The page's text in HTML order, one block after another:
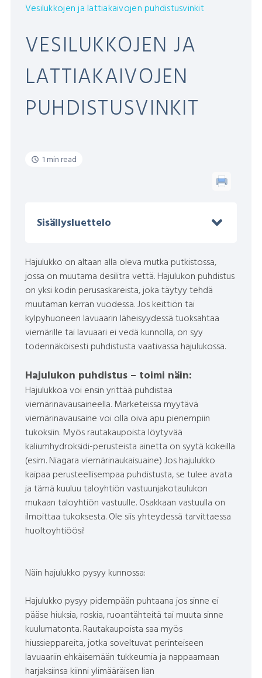
Vesilukkojen ja lattiakaivojen puhdistusvinkit
VESILUKKOJEN JA
LATTIAKAIVOJEN
PUHDISTUSVINKIT
1 min read
Sisällysluettelo
Hajulukko on altaan alla oleva mutka putkistossa,
jossa on muutama desilitra vettä. Hajulukon puhdistus
on yksi kodin perusaskareista, joka täytyy tehdä
muutaman kerran vuodessa. Jos keittiön tai
kylpyhuoneen lavuaarin läheisyydessä tuoksahtaa
viemärille tai lavuaari ei vedä kunnolla, on syy
todennäköisesti puhdistusta vaativassa hajulukossa.
Hajulukon puhdistus – toimi näin:
Hajulukkoa voi ensin yrittää puhdistaa
viemärinavausaineella. Marketeissa myytävä
viemärinavausaine voi olla oiva apu pienempiin
tukoksiin. Myös rautakaupoista löytyvää
kaliumhydroksidi-perusteista ainetta on syytä kokeilla
(esim. Niagara viemärinaukaisuaine) Jos hajulukko
kaipaa perusteellisempaa puhdistusta, se tulee avata
ja tämä kuuluu taloyhtiön vastuunjakotaulukon
mukaan taloyhtiön vastuulle. Osakkaan vastuulla on
ilmoittaa tukoksesta. Ole siis yhteydessä tarvittaessa
huoltoyhtiöösi!
Näin hajulukko pysyy kunnossa:
Hajulukko pysyy pidempään puhtaana jos sinne ei
pääse hiuksia, roskia, ruoantähteitä tai muuta sinne
kuulumatonta. Rautakaupoista saa myös
hiussieppareita, jotka soveltuvat perinteiseen
lavuaariin ehkäisemään tukkeumia ja nappaamaan
harjaksiinsa kiinni ylimääräisen lian